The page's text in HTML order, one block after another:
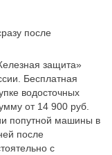
после
защита»
Бесплатная
водосточных
от 14 900 руб.
попутной машины в
после
с